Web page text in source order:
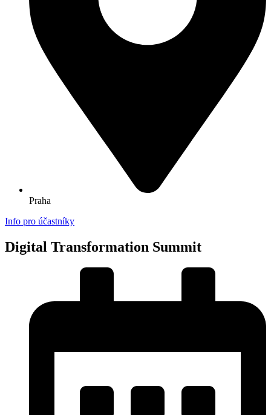
Praha
Info pro účastníky
Digital Transformation Summit